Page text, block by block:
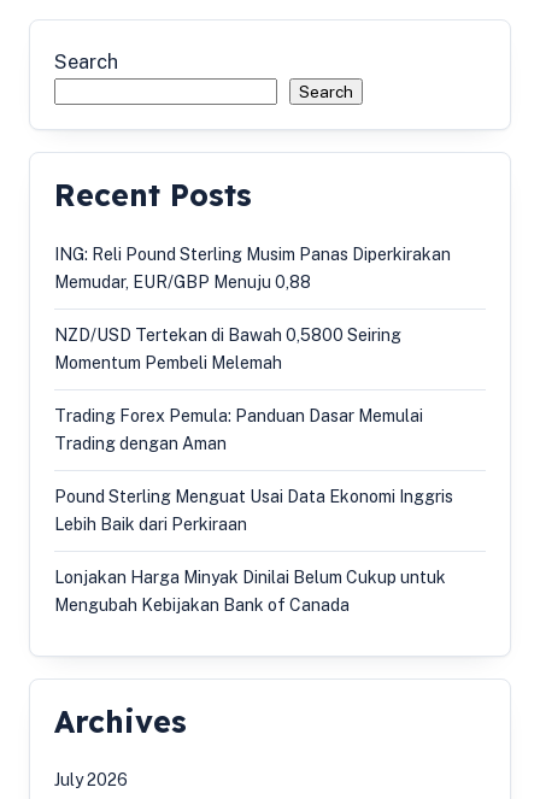
Search
Search
Recent Posts
ING: Reli Pound Sterling Musim Panas Diperkirakan
Memudar, EUR/GBP Menuju 0,88
NZD/USD Tertekan di Bawah 0,5800 Seiring
Momentum Pembeli Melemah
Trading Forex Pemula: Panduan Dasar Memulai
Trading dengan Aman
Pound Sterling Menguat Usai Data Ekonomi Inggris
Lebih Baik dari Perkiraan
Lonjakan Harga Minyak Dinilai Belum Cukup untuk
Mengubah Kebijakan Bank of Canada
Archives
July 2026